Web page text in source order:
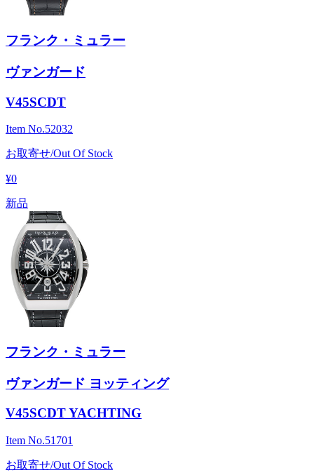
フランク・ミュラー
ヴァンガード
V45SCDT
Item No.52032
お取寄せ/Out Of Stock
¥0
新品
フランク・ミュラー
ヴァンガード ヨッティング
V45SCDT YACHTING
Item No.51701
お取寄せ/Out Of Stock